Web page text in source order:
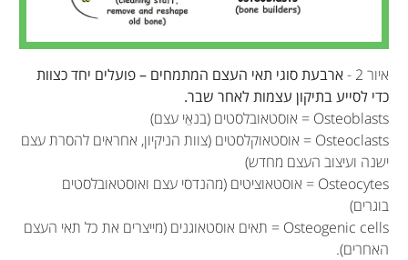
איור 2 -
ארבעת סוגי תאי העצם המתמחים – פועלים יחד כצוות
כדי לסייע בתיקון עצמות לאחר שבר.
Osteoblasts = אוסטאובלסטים (בנאֵי עצם)
Osteoclasts = אוסטאוקלסטים (צוות הניקיון, אחראים להסרת עצם
ישנה ועיצוב העצם מחדש)
Osteocytes = אוסטאוציטים (מהנדסי עצם ואוסטאובלסטים
בוגרים)
Osteogenic cells = תאים אוסטאוגנים (מייצרים את כל תאי העצם
האחרים).